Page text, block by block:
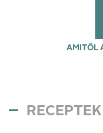
AMITŐL
RECEPTEK